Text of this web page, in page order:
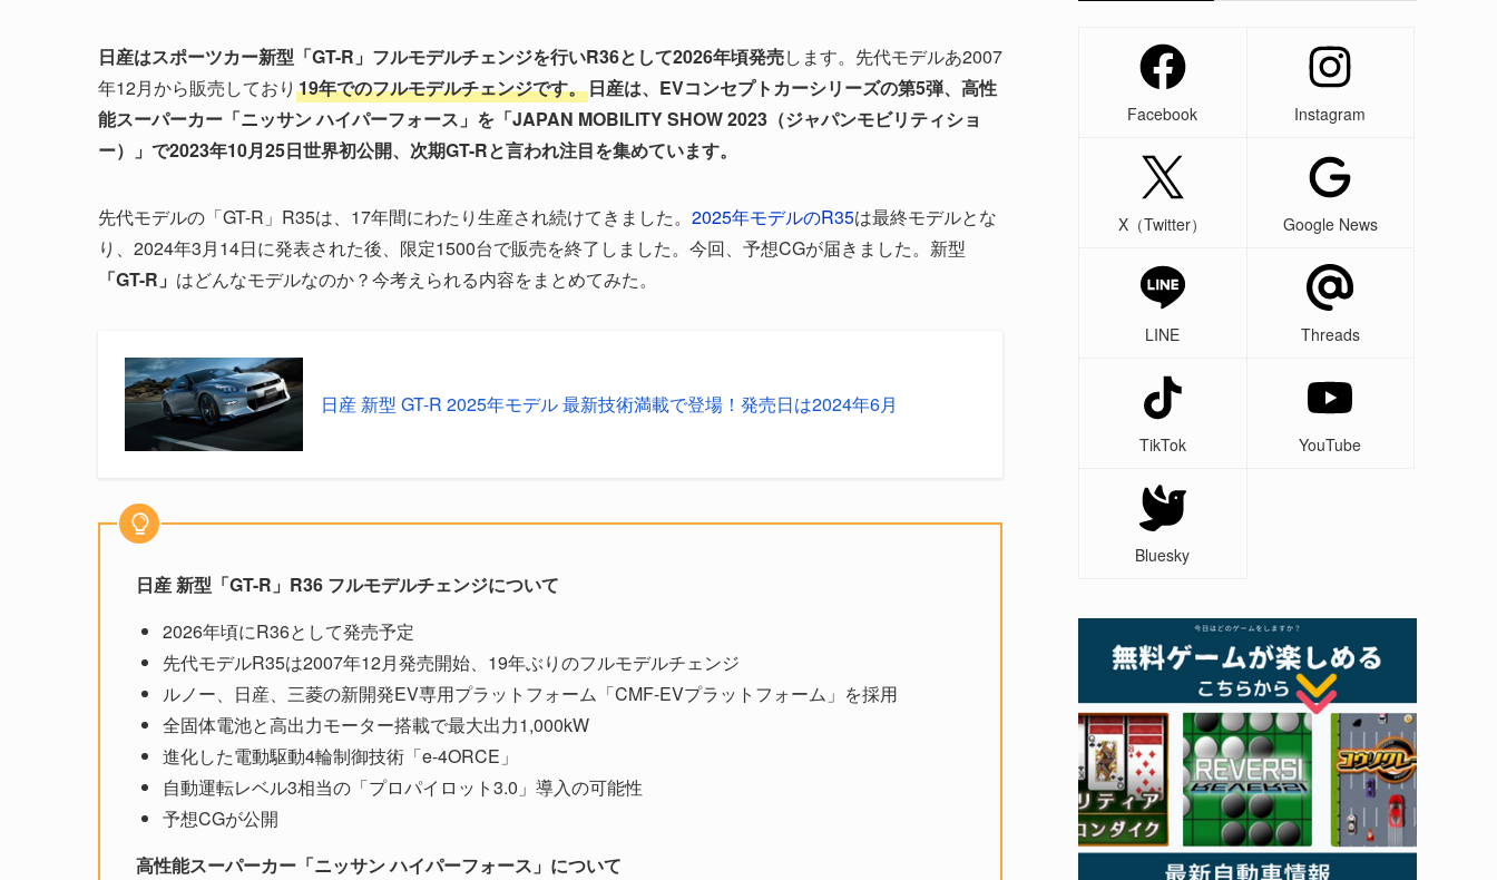
日産はスポーツカー新型「GT-R」フルモデルチェンジを行いR36として2026年頃発売します。先代モデルあ2007
年12月から販売しており 19年でのフルモデルチェンジです。日産は、EVコンセプトカーシリーズの第5弾、高性
能スーパーカー「ニッサン ハイパーフォース」を「JAPAN MOBILITY SHOW 2023（ジャパンモビリティショ
ー）」で2023年10月25日世界初公開、次期GT-Rと言われ注目を集めています。
先代モデルの「GT-R」R35は、17年間にわたり生産され続けてきました。 2025年モデルのR35は最終モデルとな
り、2024年3月14日に発表された後、限定1500台で販売を終了しました。今回、予想CGが届きました。新型
「GT-R」 はどんなモデルなのか？今考えられる内容をまとめてみた。
日産 新型 GT-R 2025年モデル 最新技術満載で登場！発売日は2024年6月
日産 新型「GT-R」R36 フルモデルチェンジについて
2026年頃にR36として発売予定
先代モデルR35は2007年12月発売開始、19年ぶりのフルモデルチェンジ
ルノー、日産、三菱の新開発EV専用プラットフォーム「CMF-EVプラットフォーム」を採用
全固体電池と高出力モーター搭載で最大出力1,000kW
進化した電動駆動4輪制御技術「e-4ORCE」
自動運転レベル3相当の「プロパイロット3.0」導入の可能性
予想CGが公開
高性能スーパーカー「ニッサン ハイパーフォース」について
Facebook Instagram
X（Twitter） Google News
LINE Threads
TikTok YouTube
Bluesky